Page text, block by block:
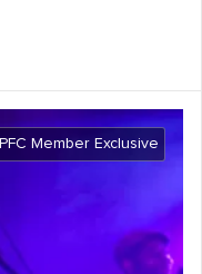
PFC Member Exclusive